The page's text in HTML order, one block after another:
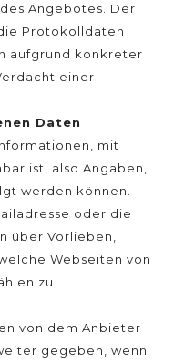
Angebotes. Der
Protokolldaten
aufgrund konkreter
einer
Daten
mit
ist, also Angaben,
werden können.
oder die
über Vorlieben,
Webseiten von
zu
von dem Anbieter
gegeben, wenn